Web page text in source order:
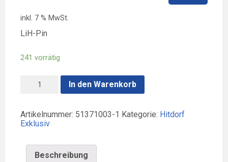
inkl. 7 % MwSt.
LiH-Pin
241 vorrätig
In den Warenkorb
Artikelnummer: 51371003-1 Kategorie: Hitdorf
Exklusiv
Beschreibung